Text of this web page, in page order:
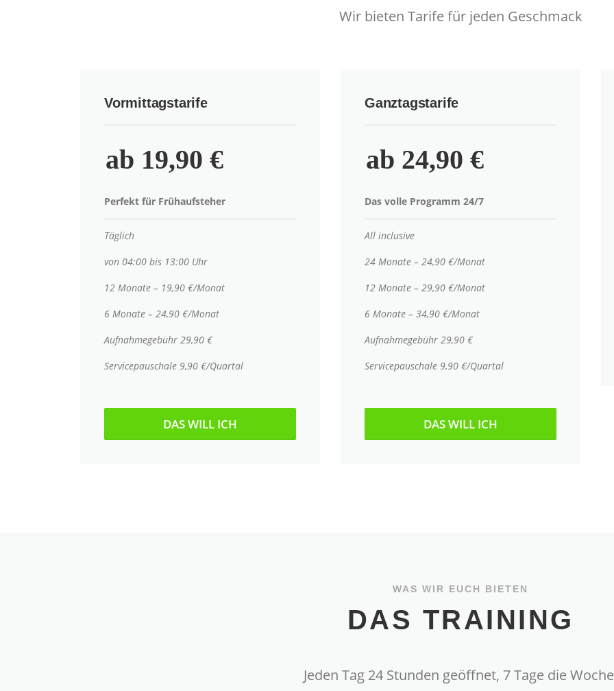
Wir bieten Tarife für jeden Geschmack
Vormittagstarife
ab 19,90 €
Perfekt für Frühaufsteher
Täglich
von 04:00 bis 13:00 Uhr
12 Monate – 19,90 €/Monat
6 Monate – 24,90 €/Monat
Aufnahmegebühr 29,90 €
Servicepauschale 9,90 €/Quartal
DAS WILL ICH
Ganztagstarife
ab 24,90 €
Das volle Programm 24/7
All inclusive
24 Monate – 24,90 €/Monat
12 Monate – 29,90 €/Monat
6 Monate – 34,90 €/Monat
Aufnahmegebühr 29,90 €
Servicepauschale 9,90 €/Quartal
DAS WILL ICH
WAS WIR EUCH BIETEN
DAS TRAINING
Jeden Tag 24 Stunden geöffnet, 7 Tage die